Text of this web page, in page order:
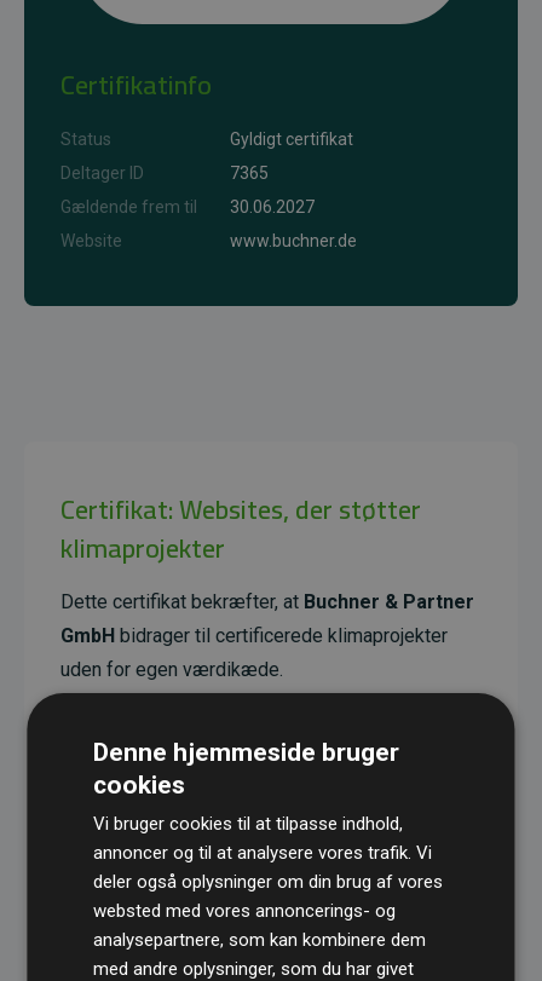
Certifikatinfo
Status
Gyldigt certifikat
Deltager ID
7365
Gældende frem til
30.06.2027
Website
www.buchner.de
Certifikat: Websites, der støtter
klimaprojekter
Dette certifikat bekræfter, at Buchner & Partner
GmbH bidrager til certificerede klimaprojekter
uden for egen værdikæde.
reducerende effekt, som i gennemsnit svarer til
dobbelt så meget CO₂ som den estimerede
Alle projekter er verificeret gennem Gold
Standard– en international ordning, der sikrer høj
kvalitet og gennemsigtighed i klimainvesteringer.
Du kan læse mere om de konkrete projekter
Denne hjemmeside bruger
cookies
Vi bruger cookies til at tilpasse indhold,
annoncer og til at analysere vores trafik. Vi
deler også oplysninger om din brug af vores
websted med vores annoncerings- og
analysepartnere, som kan kombinere dem
med andre oplysninger, som du har givet